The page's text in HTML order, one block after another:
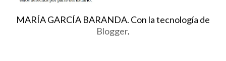
MARÍA GARCÍA BARANDA. Con la tecnología de
Blogger.